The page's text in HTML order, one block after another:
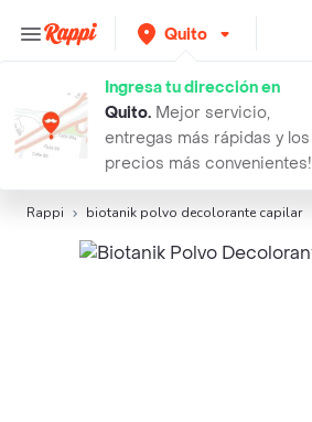
Quito
Ingresa tu dirección en
Quito. Mejor servicio,
entregas más rápidas y los
precios más convenientes!
Búsquedas relacionadas: Coloración,Issue
Rappi biotanik polvo decolorante capilar